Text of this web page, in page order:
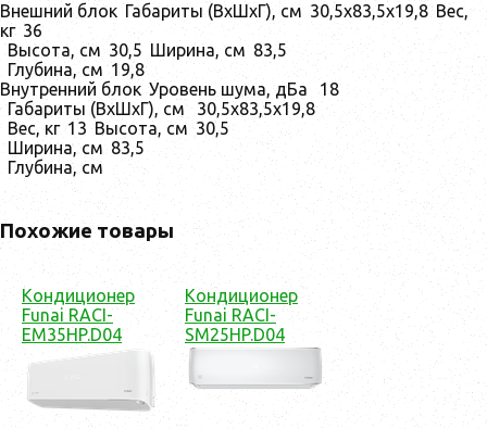
Внешний блок Габариты (ВхШхГ), см 30,5х83,5х19,8 Вес,
кг 36
Высота, см 30,5 Ширина, см 83,5
Глубина, см 19,8
Внутренний блок Уровень шума, дБа
18
Габариты (ВхШхГ), см
30,5х83,5х19,8
Вес, кг 13 Высота, см 30,5
Ширина, см 83,5
Глубина, см
Похожие товары
Кондиционер
Funai RACI-
EM35HP.D04
Кондиционер
Funai RACI-
SM25HP.D04